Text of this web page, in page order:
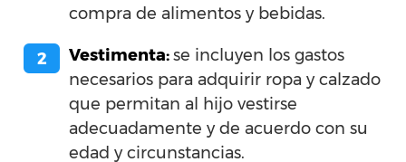
compra de alimentos y bebidas.
Vestimenta:se incluyen los gastos
necesarios para adquirir ropa y calzado
que permitan al hijo vestirse
adecuadamente y de acuerdo con su
edad y circunstancias.